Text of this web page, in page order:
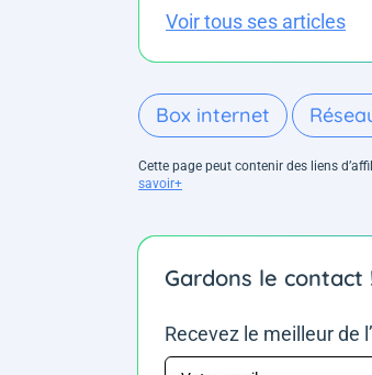
Voir tous ses articles
Box internet
Cette page peut contenir des liens
savoir+
Gardons le contact
Recevez le meilleur de